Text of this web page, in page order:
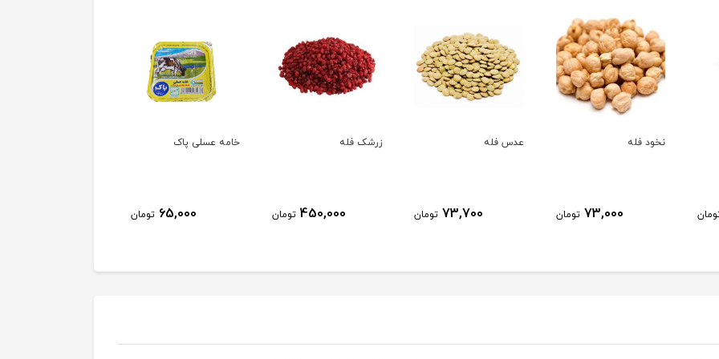
نخود فله
73,000 تومان
عدس فله
73,700 تومان
زرشک فله
450,000 تومان
خامه عسلی پاک
65,000 تومان